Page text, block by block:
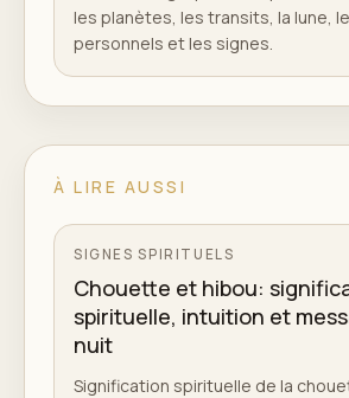
les planètes, les transits, la lune,
personnels et les signes.
À LIRE AUSSI
SIGNES SPIRITUELS
Chouette et hibou:
spirituelle, intuition et
nuit
Signification spirituelle de la